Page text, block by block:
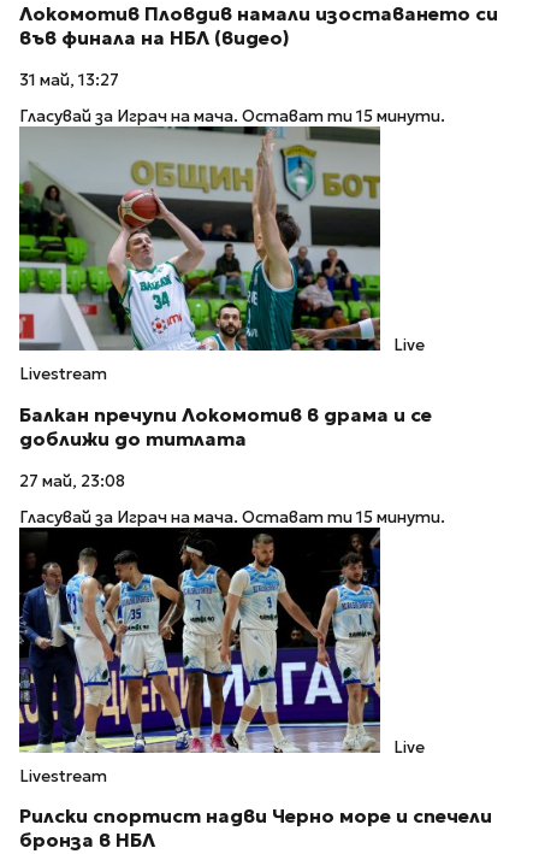
Локомотив Пловдив намали изоставането си
във финала на НБЛ (видео)
31 май, 13:27
Гласувай за Играч на мача. Остават ти 15 минути.
Live
Livestream
Балкан пречупи Локомотив в драма и се
доближи до титлата
27 май, 23:08
Гласувай за Играч на мача. Остават ти 15 минути.
Live
Livestream
Рилски спортист надви Черно море и спечели
бронза в НБЛ